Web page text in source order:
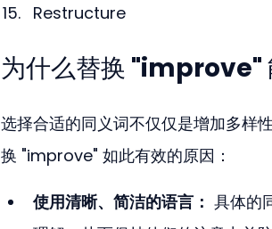
Restructure
为什么替换 "improve"
选择合适的同义词不仅仅是增加多
换 "improve" 如此有效的原因：
使用清晰、简洁的语言： 具体的